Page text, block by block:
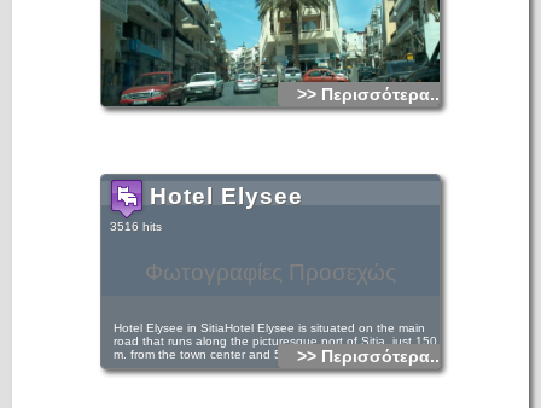
>> Περισσότερα...
Φωτογραφίες Προσεχώς
Hotel Elysee
3516 hits
Hotel Elysee in SitiaHotel Elysee is situated on the main
road that runs along the picturesque port of Sitia, just 150
m. from the town center and 50 m. from the beach.
>> Περισσότερα...